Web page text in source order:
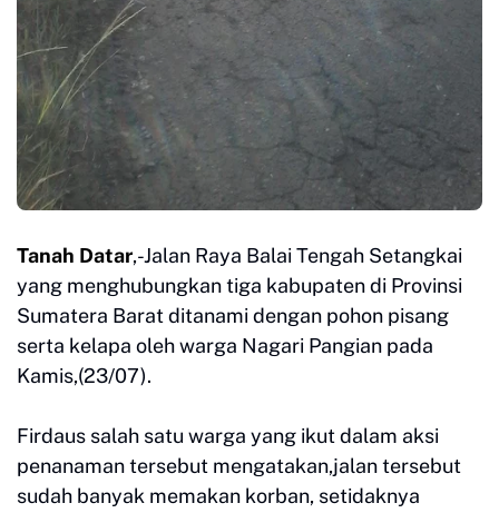
Tanah Datar,-Jalan Raya Balai Tengah Setangkai
yang menghubungkan tiga kabupaten di Provinsi
Sumatera Barat ditanami dengan pohon pisang
serta kelapa oleh warga Nagari Pangian pada
Kamis,(23/07).
Firdaus salah satu warga yang ikut dalam aksi
penanaman tersebut mengatakan,jalan tersebut
sudah banyak memakan korban, setidaknya